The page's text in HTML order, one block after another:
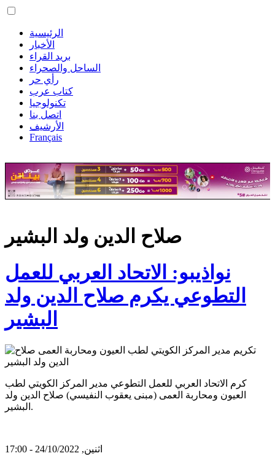
الرئيسية
الأخبار
بريد القراء
الساحل والصحراء
رأي حر
كتاب عرب
تكنولوجيا
اتصل بنا
الأرشيف
Français
صلاح الدين ولد البشير
نواذيبو: الاتحاد العربي للعمل
التطوعي يكرم صلاح الدين ولد
البشير
كرم الاتحاد العربي للعمل التطوعي مدير المركز الكويتي لطب
العيون ومحاربة العمى (مبنى يعقوب النفيسي) صلاح الدين ولد
البشير.
اثنين, 24/10/2022 - 17:00